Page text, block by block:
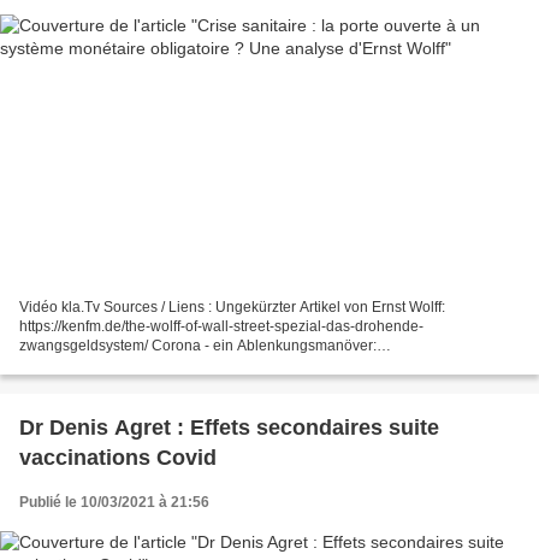
Vidéo kla.Tv Sources / Liens : Ungekürzter Artikel von Ernst Wolff:
https://kenfm.de/the-wolff-of-wall-street-spezial-das-drohende-
zwangsgeldsystem/ Corona - ein Ablenkungsmanöver:
Zentralbankgeld:...
Dr Denis Agret : Effets secondaires suite
vaccinations Covid
Publié le 10/03/2021 à 21:56